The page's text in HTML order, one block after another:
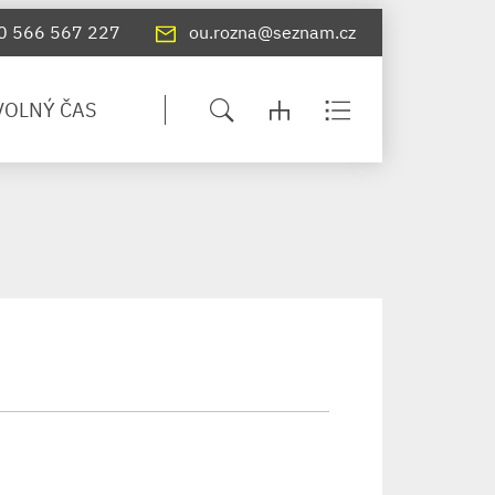
566 567 227 ou.rozna@seznam.cz
ČAS